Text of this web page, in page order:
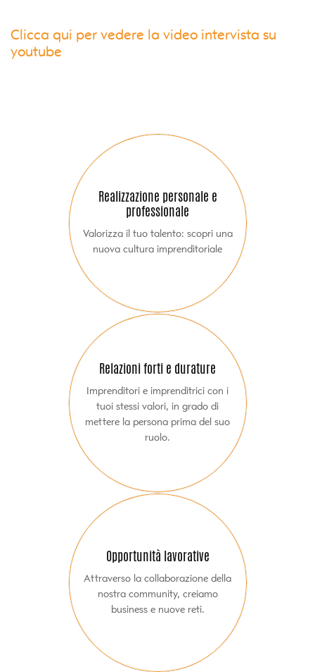
Clicca qui per vedere la video intervista su
youtube
Realizzazione personale e
professionale
Valorizza il tuo talento: scopri una
nuova cultura imprenditoriale
Relazioni forti e durature
Imprenditori e imprenditrici con i
tuoi stessi valori, in grado di
mettere la persona prima del suo
ruolo.
Opportunità lavorative
Attraverso la collaborazione della
nostra community, creiamo
business e nuove reti.